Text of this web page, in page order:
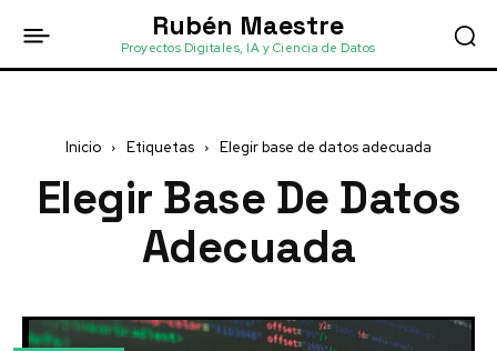
Rubén Maestre
Proyectos Digitales, IA y Ciencia de Datos
Inicio Etiquetas Elegir base de datos adecuada
Elegir Base De Datos
Adecuada